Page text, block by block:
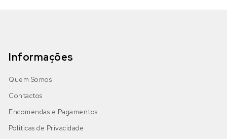
Informações
Quem Somos
Contactos
Encomendas e Pagamentos
Políticas de Privacidade